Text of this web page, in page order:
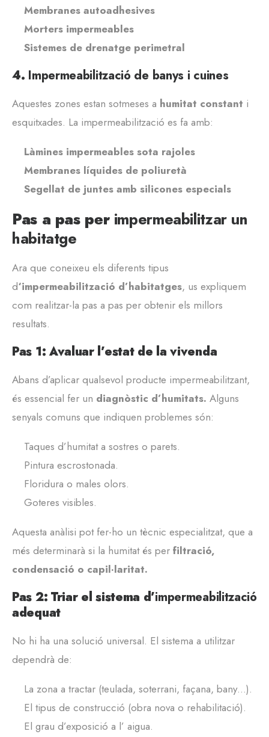
Membranes autoadhesives
Morters impermeables
Sistemes de drenatge perimetral
4. Impermeabilització de banys i cuines
Aquestes zones estan sotmeses a humitat constant i
esquitxades. La impermeabilització es fa amb:
Làmines impermeables sota rajoles
Membranes líquides de poliuretà
Segellat de juntes amb silicones especials
Pas a pas per impermeabilitzar un
habitatge
Ara que coneixeu els diferents tipus
d‘impermeabilització d’habitatges, us expliquem
com realitzar-la pas a pas per obtenir els millors
resultats.
Pas 1: Avaluar l’estat de la vivenda
Abans d’aplicar qualsevol producte impermeabilitzant,
és essencial fer un diagnòstic d’humitats. Alguns
senyals comuns que indiquen problemes són:
Taques d’humitat a sostres o parets.
Pintura escrostonada.
Floridura o males olors.
Goteres visibles.
Aquesta anàlisi pot fer-ho un tècnic especialitzat, que a
més determinarà si la humitat és per filtració,
condensació o capil·laritat.
Pas 2: Triar el sistema d’impermeabilització
adequat
No hi ha una solució universal. El sistema a utilitzar
dependrà de:
La zona a tractar (teulada, soterrani, façana, bany…).
El tipus de construcció (obra nova o rehabilitació).
El grau d’exposició a l’ aigua.